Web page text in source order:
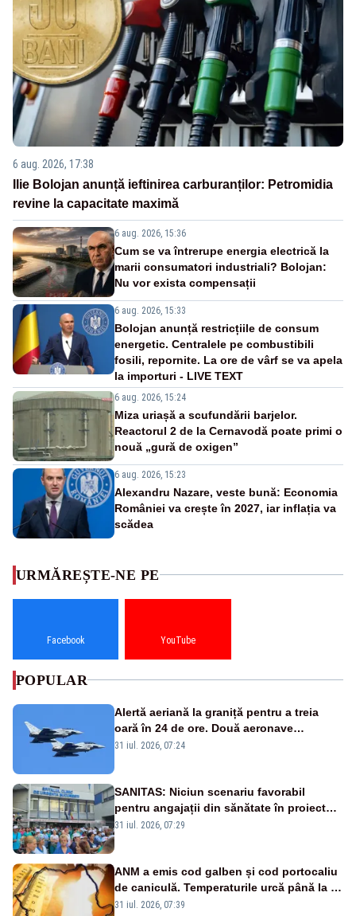
6 aug. 2026, 17:38
Ilie Bolojan anunță ieftinirea carburanților: Petromidia
revine la capacitate maximă
6 aug. 2026, 15:36
Cum se va întrerupe energia electrică la
marii consumatori industriali? Bolojan:
Nu vor exista compensații
6 aug. 2026, 15:33
Bolojan anunță restricțiile de consum
energetic. Centralele pe combustibili
fosili, repornite. La ore de vârf se va apela
la importuri - LIVE TEXT
6 aug. 2026, 15:24
Miza uriașă a scufundării barjelor.
Reactorul 2 de la Cernavodă poate primi o
nouă „gură de oxigen”
6 aug. 2026, 15:23
Alexandru Nazare, veste bună: Economia
României va crește în 2027, iar inflația va
scădea
URMĂREȘTE-NE PE
Facebook YouTube
POPULAR
Alertă aeriană la graniță pentru a treia
oară în 24 de ore. Două aeronave
Eurofighter britanice au fost ridicate de la
31 iul. 2026, 07:24
SANITAS: Niciun scenariu favorabil
pentru angajații din sănătate în proiectul
Legii salarizării
31 iul. 2026, 07:29
ANM a emis cod galben și cod portocaliu
de caniculă. Temperaturile urcă până la 38
de grade, iar nopțile devin tropicale
31 iul. 2026, 07:39